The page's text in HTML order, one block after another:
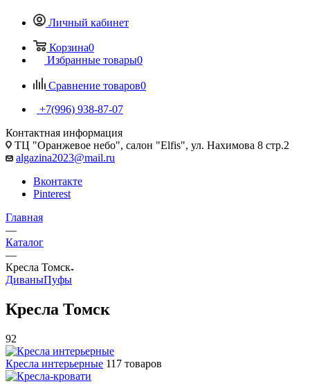
Личный кабинет
Корзина0
Избранные товары0
Сравнение товаров0
+7(996) 938-87-07
Контактная информация
ТЦ "Оранжевое небо", салон "Elfis", ул. Нахимова 8 стр.2
algazina2023@mail.ru
Вконтакте
Pinterest
Главная
—
Каталог
—
Кресла Томск
ДиваныПуфы
Кресла Томск
92
Кресла интерьерные 117 товаров